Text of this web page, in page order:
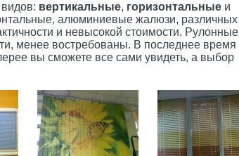
вертикальные, горизонтальные и
алюминиевые жалюзи, различных
и невысокой стоимости. Рулонные
менее востребованы. В последнее время
вы сможете все сами увидеть, а выбор